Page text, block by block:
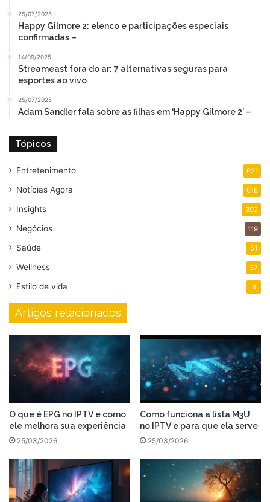
25/07/2025
Happy Gilmore 2: elenco e participações especiais
confirmadas –
14/09/2025
Streameast fora do ar: 7 alternativas seguras para
esportes ao vivo
25/07/2025
Adam Sandler fala sobre as filhas em ‘Happy Gilmore 2’ –
Tópicos
Entretenimento 621
Notícias Agora 618
Insights 392
Negócios 119
Saúde 51
Wellness 37
Estilo de vida 4
Artigos relacionados
O que é EPG no IPTV e como
ele melhora sua experiência
25/03/2026
Como funciona a lista M3U
no IPTV e para que ela serve
25/03/2026